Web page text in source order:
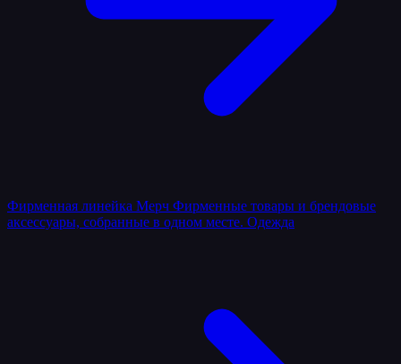
Фирменная линейка Мерч Фирменные товары и брендовые
аксессуары, собранные в одном месте. Одежда